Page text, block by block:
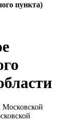
пункта)
Московской